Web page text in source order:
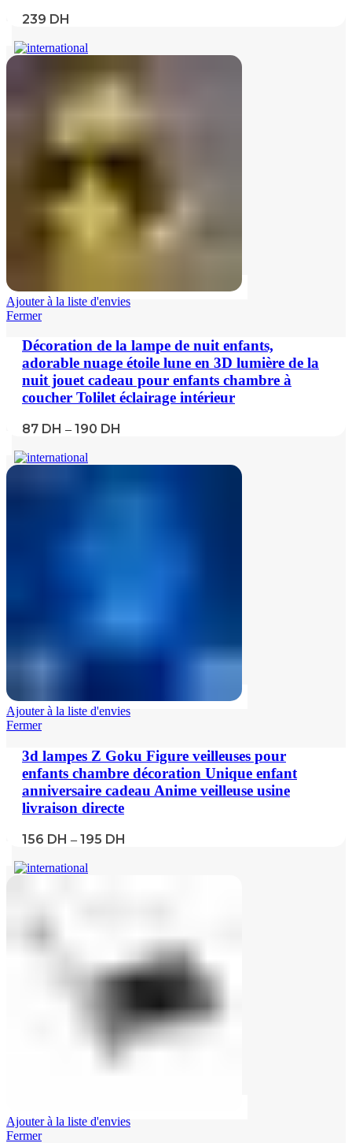
239 DH
Ajouter à la liste d'envies
Fermer
Décoration de la lampe de nuit enfants,
adorable nuage étoile lune en 3D lumière de la
nuit jouet cadeau pour enfants chambre à
coucher Tolilet éclairage intérieur
87 DH – 190 DH
Ajouter à la liste d'envies
Fermer
3d lampes Z Goku Figure veilleuses pour
enfants chambre décoration Unique enfant
anniversaire cadeau Anime veilleuse usine
livraison directe
156 DH – 195 DH
Ajouter à la liste d'envies
Fermer